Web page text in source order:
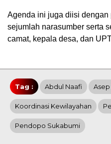
Agenda ini juga diisi dengan
sejumlah narasumber serta
camat, kepala desa, dan
Tag : Abdul Naafi
Koordinasi Kewilayahan
Pendopo Sukabumi